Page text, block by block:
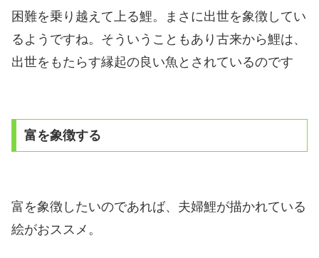
困難を乗り越えて上る鯉。まさに出世を象徴してい
るようですね。そういうこともあり古来から鯉は、
出世をもたらす縁起の良い魚とされているのです
富を象徴する
富を象徴したいのであれば、夫婦鯉が描かれている
絵がおススメ。